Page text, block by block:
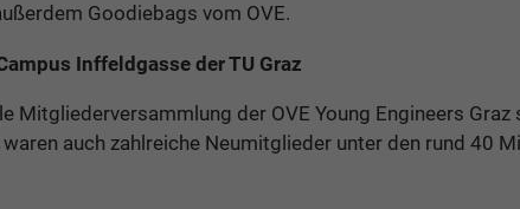
Goodiebags vom OVE.
Inffeldgasse der TU Graz
Mitgliederversammlung der OVE Young Engineers Graz
auch zahlreiche Neumitglieder unter den rund 40